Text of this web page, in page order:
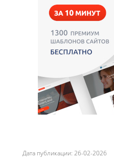
Дата публикации: 26-02-2026